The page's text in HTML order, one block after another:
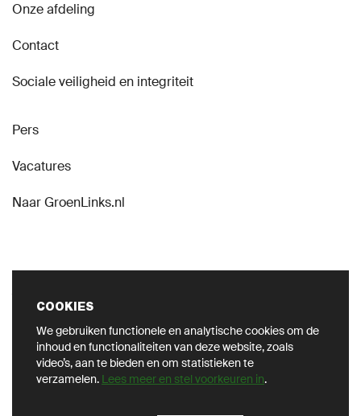
COOKIES
We gebruiken functionele en analytische cookies om de
inhoud en functionaliteiten van deze website, zoals
video’s, aan te bieden en om statistieken te
verzamelen. Lees meer en stel voorkeuren in.
Onze afdeling
Contact
Sociale veiligheid en integriteit
Pers
Vacatures
Naar GroenLinks.nl
VOLG ONS OP SOCIAL